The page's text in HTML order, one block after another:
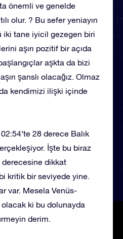
önemli ve genelde
olur. ? Bu sefer yeniayın
iki tane iyicil gezegen biri
aşırı pozitif bir açıda
aşkta da bizi
şanslı olacağız. Olmaz
kendimizi ilişki içinde
28 derece Balık
İşte bu biraz
derecesine dikkat
kritik bir seviyede yine.
var. Mesela Venüs-
olacak ki bu dolunayda
derim.